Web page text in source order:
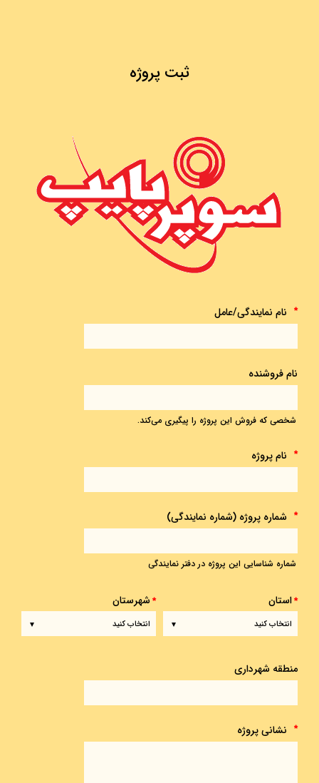
ثبت پروژه
* نام نمایندگی/عامل
نام فروشنده
شخصی که فروش این پروژه را پیگیری می‌کند.
* نام پروژه
* شماره پروژه (شماره نمایندگی)
شماره شناسایی این پروژه در دفتر نمایندگی
*استان *شهرستان
منطقه شهرداری
* نشانی پروژه